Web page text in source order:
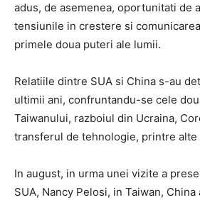
adus, de asemenea, oportunitati de
tensiunile in crestere si
primele doua puteri ale lumii.
Relatiile dintre SUA si China s-au
ultimii ani, confruntandu-se cele
Taiwanului, razboiul din Ucraina,
transferul de tehnologie, printre alte
In august, in urma unei vizite a
SUA, Nancy Pelosi, in Taiwan,